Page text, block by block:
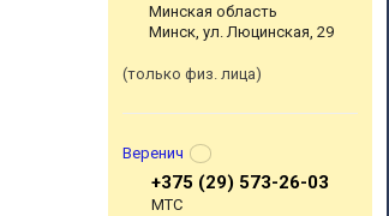
Минская область
Минск, ул. Люцинская, 29
только физ. лица
Веренич
+375 (29) 573-26-03
МТС